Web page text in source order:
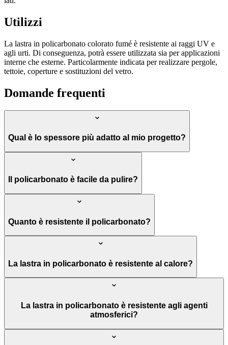
Utilizzi
La lastra in policarbonato colorato fumé è resistente ai raggi UV e
agli urti. Di conseguenza, potrà essere utilizzata sia per applicazioni
interne che esterne. Particolarmente indicata per realizzare pergole,
tettoie, coperture e sostituzioni del vetro.
Domande frequenti
Qual è lo spessore più adatto al mio progetto?
Il policarbonato è facile da pulire?
Quanto è resistente il policarbonato?
La lastra in policarbonato è resistente al calore?
La lastra in policarbonato è resistente agli agenti
atmosferici?